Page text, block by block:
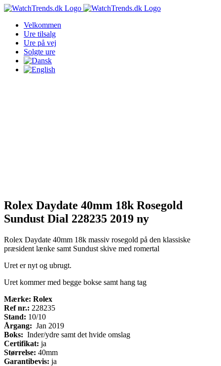
Skip
contentVelkommen
Ure tilsalg
Ure på vej
Solgte ure
Rolex Daydate 40mm 18k Rosegold
Sundust Dial 228235 2019 ny
Rolex Daydate 40mm 18k massiv rosegold på den klassiske
præsident lænke samt Sundust skive med romertal
Uret er nyt og ubrugt.
Uret kommer med begge bokse samt hang tag
Mærke: Rolex
Ref nr.: 228235
Stand: 10/10
Årgang: Jan 2019
Boks: Inder/ydre samt det hvide omslag
Certifikat: ja
Størrelse: 40mm
Garantibevis: ja